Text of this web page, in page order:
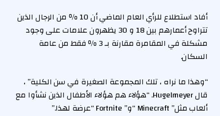
أفاد استطلاع للرأي العام الماضي أن 10 ٪ من الرجال الذين
تتراوح أعمارهم بين 18 و 30 يظهرون علامات على وجود
مشكلة في المقامرة مقارنة بـ 3 ٪ فقط من عامة
السكان.
“وهذا ما نراه ، تلك المجموعة الصغيرة في سن الكلية” ،
قال Hugelmeyer. “هؤلاء هم هؤلاء الأطفال الذين نشأوا مع
ألعاب مثل” Minecraft “و” Fortnite “عرضة لهذا.”